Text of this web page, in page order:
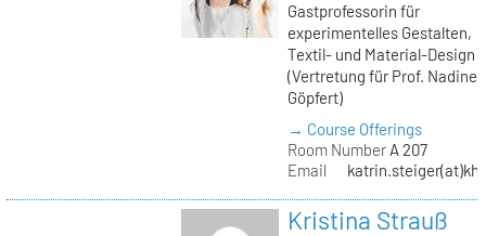
Gastprofessorin für
experimentelles Gestalten,
Textil- und Material-Design
(Vertretung für Prof. Nadine
Göpfert)
→ Course Offerings
Room NumberA 207
Email
Kristina Strauß